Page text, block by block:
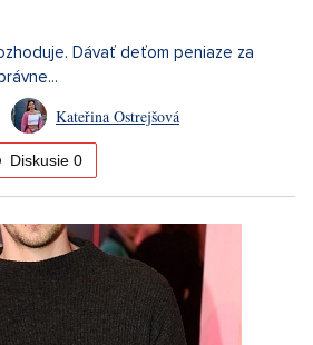
Dávať deťom peniaze za
Kateřina Ostrejšová
Diskusie 0